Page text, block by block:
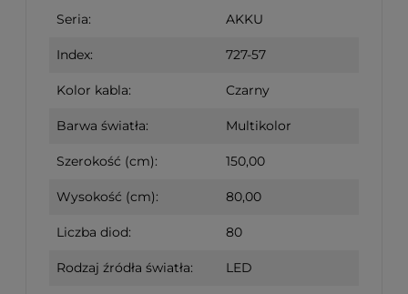
Seria: AKKU
Index: 727-57
Kolor kabla: Czarny
Barwa światła: Multikolor
Szerokość (cm): 150,00
Wysokość (cm): 80,00
Liczba diod: 80
Rodzaj źródła światła: LED